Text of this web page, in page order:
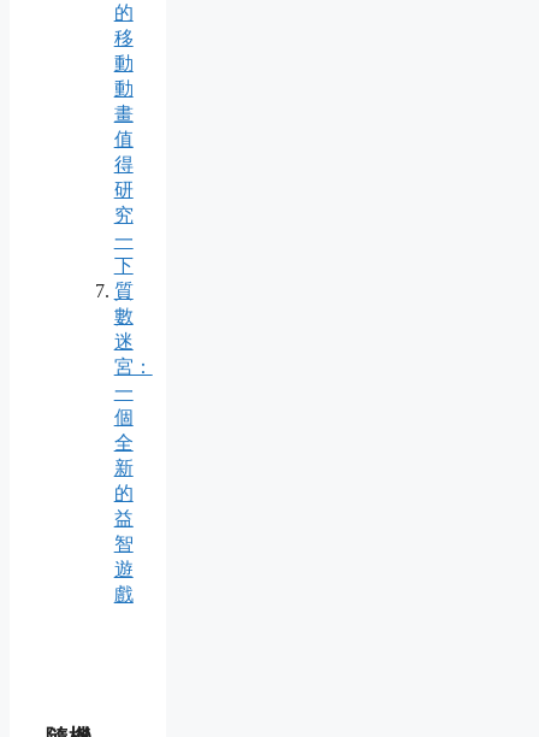
的
移
動
動
畫
值
得
研
究
一
下
質
數
迷
宮：
一
個
全
新
的
益
智
遊
戲